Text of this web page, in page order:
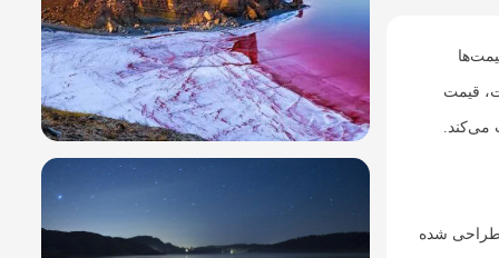
قیمت
طراحی شده